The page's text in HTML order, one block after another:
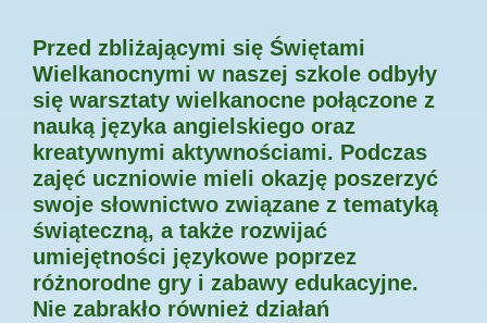
Przed zbliżającymi się Świętami
Wielkanocnymi w naszej szkole odbyły
się warsztaty wielkanocne połączone z
nauką języka angielskiego oraz
kreatywnymi aktywnościami. Podczas
zajęć uczniowie mieli okazję poszerzyć
swoje słownictwo związane z tematyką
świąteczną, a także rozwijać
umiejętności językowe poprzez
różnorodne gry i zabawy edukacyjne.
Nie zabrakło również działań